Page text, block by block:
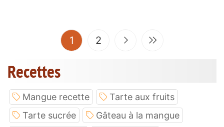
1 (current)
2
Recettes
Mangue recette
Tarte aux fruits
Tarte sucrée
Gâteau à la mangue